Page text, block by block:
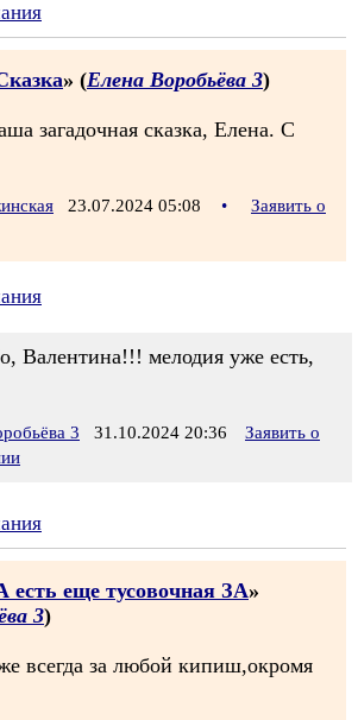
» (Елена Воробьёва 3)
загадочная сказка, Елена. С
23.07.2024 05:08 •
Заявить о
Валентина!!! мелодия уже есть,
3 31.10.2024 20:36
Заявить о
есть еще тусовочная ЗА»
3)
всегда за любой кипиш,окромя